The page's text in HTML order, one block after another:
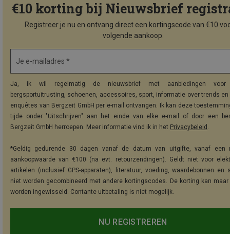
€10 korting bij Nieuwsbrief
Registreer je nu en ontvang direct een kortingscode van €10
volgende aankoop.
Je e-mailadres *
Ja, ik wil regelmatig de nieuwsbrief met aanbiedingen voor
bergsportuitrusting, schoenen, accessoires, sport, informatie over trends
enquêtes van Bergzeit GmbH per e-mail ontvangen. Ik kan deze
tijde onder "Uitschrijven" aan het einde van elke e-mail of door een
Bergzeit GmbH herroepen. Meer informatie vind ik in het Privacybeleid .
*Geldig gedurende 30 dagen vanaf de datum van uitgifte, vanaf een
aankoopwaarde van €100 (na evt. retourzendingen). Geldt niet voor
artikelen (inclusief GPS-apparaten), literatuur, voeding, waardebonnen en
niet worden gecombineerd met andere kortingscodes. De korting kan maar
worden ingewisseld. Contante uitbetaling is niet mogelijk.
NU REGISTREREN